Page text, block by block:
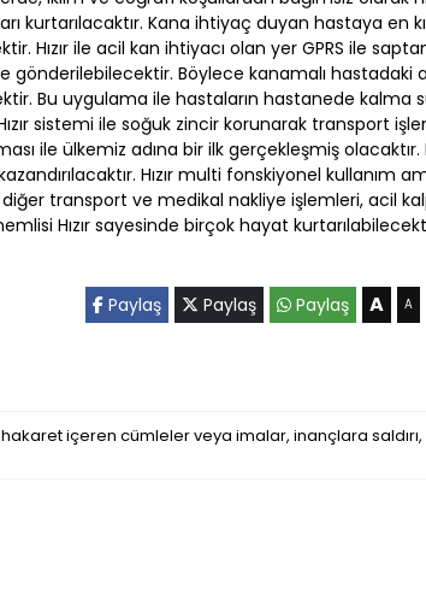
kurtarılacaktır. Kana ihtiyaç duyan hastaya en
Hızır ile acil kan ihtiyacı olan yer GPRS ile
gönderilebilecektir. Böylece kanamalı hastadaki
Bu uygulama ile hastaların hastanede kalma
sistemi ile soğuk zincir korunarak transport
ile ülkemiz adına bir ilk gerçekleşmiş olacaktır.
Hızır multi fonskiyonel kullanım
diğer transport ve medikal nakliye işlemleri, acil
Hızır sayesinde birçok hayat
Paylaş Paylaş Paylaş A A
içeren cümleler veya imalar, inançlara